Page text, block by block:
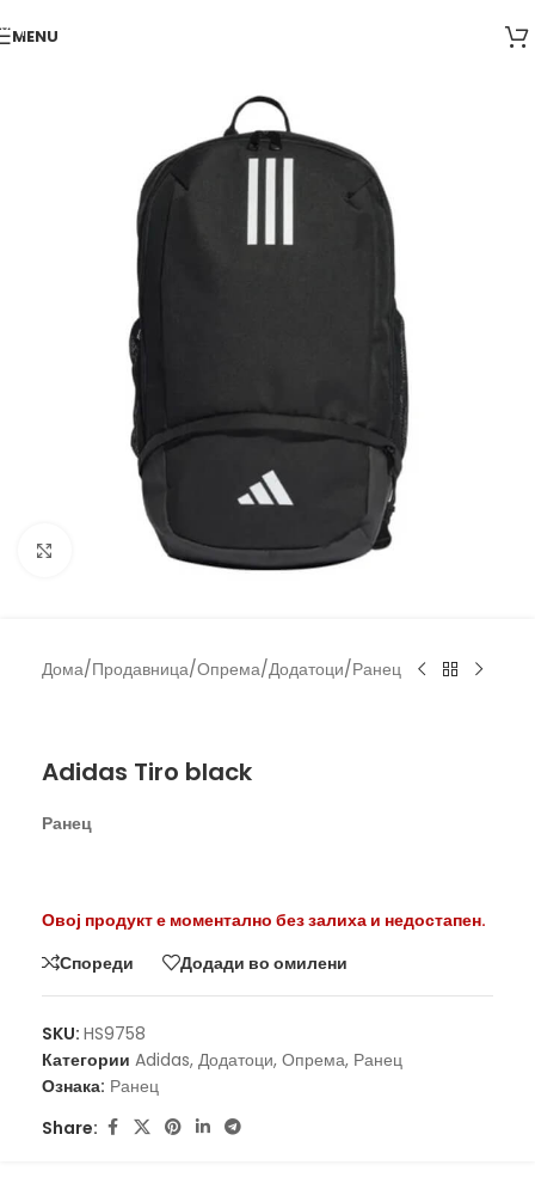
Skip to navigation
Skip to main content
MENU
Click to enlarge
Дома/Продавница/Опрема/Додатоци/Ранец
Adidas Tiro black
Ранец
Овој продукт е моментално без залиха и недостапен.
Спореди
Додади во омилени
SKU: HS9758
Категории Adidas, Додатоци, Опрема, Ранец
Ознака: Ранец
Share: